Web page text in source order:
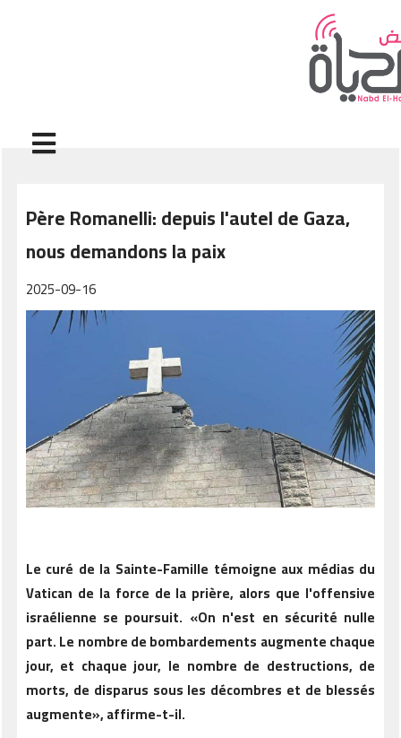
Père Romanelli: depuis l'autel de Gaza,
nous demandons la paix
2025-09-16
Le curé de la Sainte-Famille témoigne aux médias du
Vatican de la force de la prière, alors que l'offensive
israélienne se poursuit. «On n'est en sécurité nulle
part. Le nombre de bombardements augmente chaque
jour, et chaque jour, le nombre de destructions, de
morts, de disparus sous les décombres et de blessés
augmente», affirme-t-il.